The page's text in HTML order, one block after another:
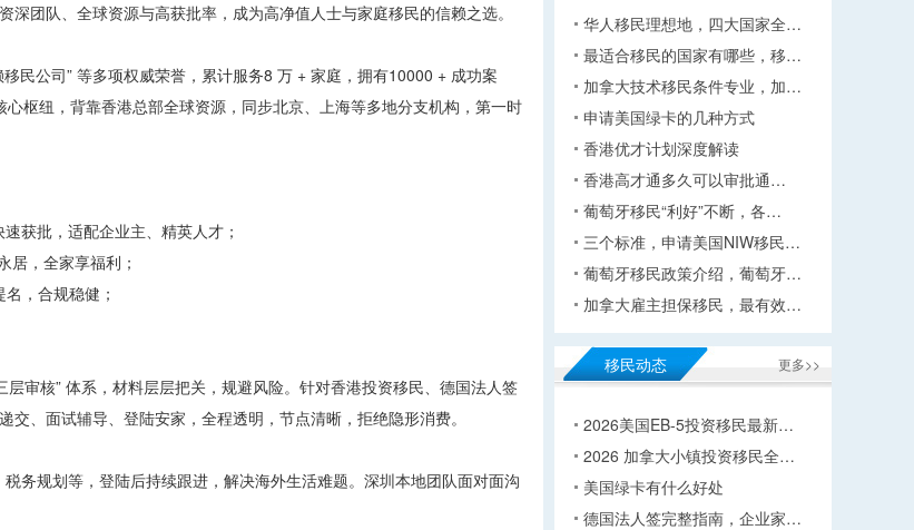
团队、全球资源与高获批率，成为高净值人士与家庭移民的信赖之选。
民公司” 等多项权威荣誉，累计服务8 万 + 家庭，拥有10000 + 成功案
枢纽，背靠香港总部全球资源，同步北京、上海等多地分支机构，第一时
获批，适配企业主、精英人才；
居，全家享福利；
，合规稳健；
审核” 体系，材料层层把关，规避风险。针对香港投资移民、德国法人签
、面试辅导、登陆安家，全程透明，节点清晰，拒绝隐形消费。
务规划等，登陆后持续跟进，解决海外生活难题。深圳本地团队面对面沟
华人移民理想地，四大国家全…
最适合移民的国家有哪些，移…
加拿大技术移民条件专业，加…
申请美国绿卡的几种方式
香港优才计划深度解读
香港高才通多久可以审批通…
葡萄牙移民“利好”不断，各…
三个标准，申请美国NIW移民…
葡萄牙移民政策介绍，葡萄牙…
加拿大雇主担保移民，最有效…
更多>>
移民动态
2026美国EB-5投资移民最新…
2026 加拿大小镇投资移民全…
美国绿卡有什么好处
德国法人签完整指南，企业家…